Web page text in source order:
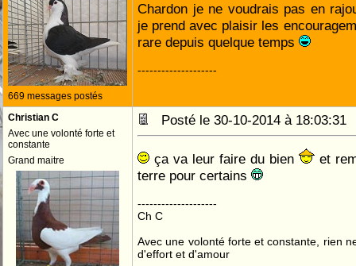
669 messages postés
Chardon je ne voudrais pas en
je prend avec plaisir les
rare depuis quelque temps
--------------------
Christian C
Avec une volonté forte et
constante
Grand maitre
Posté le 30-10-2014 à
ça va leur faire du bien
et
terre pour certains
--------------------
Ch C
Avec une volonté forte et constante, rien
d'effort et d'amour